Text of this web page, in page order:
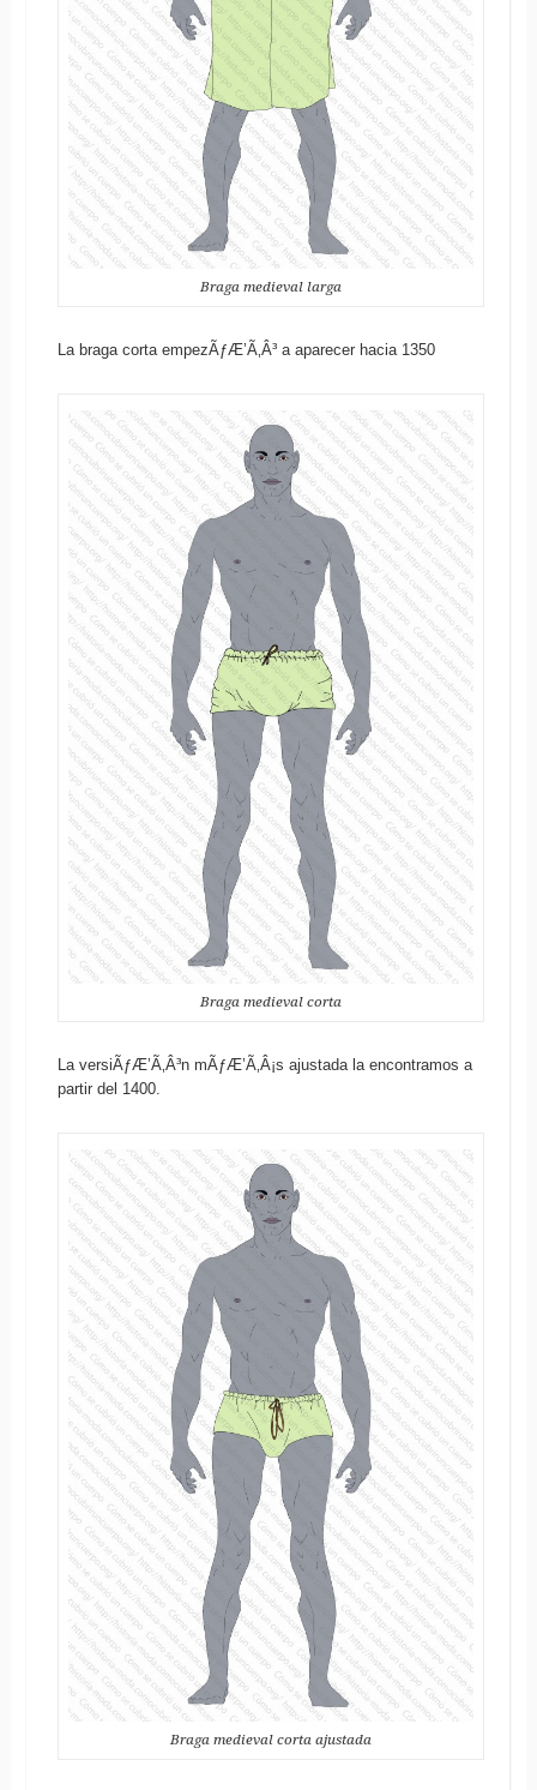
Braga medieval larga
La braga corta empezÃƒÆ’Ã‚Â³ a aparecer hacia 1350
Braga medieval corta
La versiÃƒÆ’Ã‚Â³n mÃƒÆ’Ã‚Â¡s ajustada la encontramos a
partir del 1400.
Braga medieval corta ajustada